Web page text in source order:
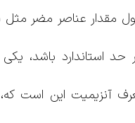
مقدار عناصر مضر مثل
حد استاندارد باشد،
آنزیمیت این است